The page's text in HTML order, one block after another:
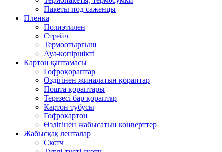
Пакеты под саженцы
Пленка
Полиэтилен
Стрейч
Термоотырғыш
Ауа-көпіршікті
Картон қаптамасы
Гофроқораптар
Өздігінен жиналатын қораптар
Пошта қораптары
Терезесі бар қораптар
Картон тубусы
Гофрокартон
Өздігінен жабысатын конверттер
Жабысқақ ленталар
Скотч